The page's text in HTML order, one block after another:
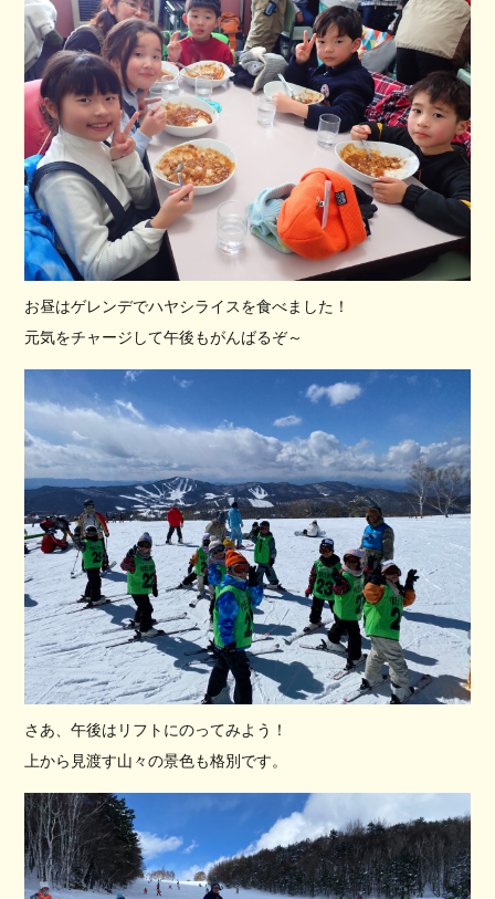
お昼はゲレンデでハヤシライスを食べました！
元気をチャージして午後もがんばるぞ～
さあ、午後はリフトにのってみよう！
上から見渡す山々の景色も格別です。